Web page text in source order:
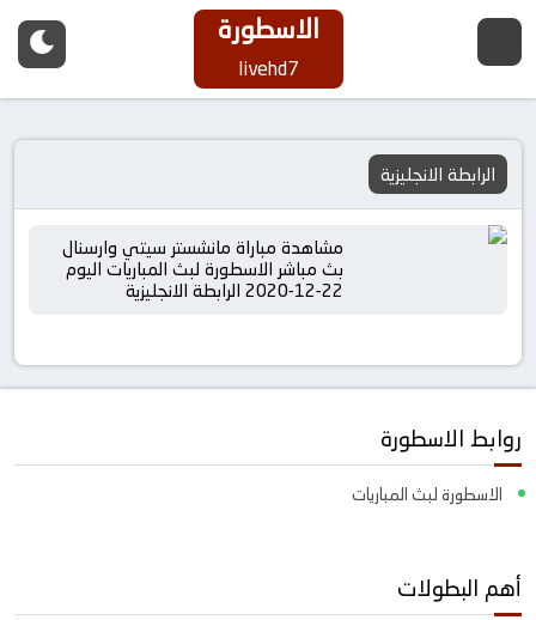
الاسطورة
livehd7
الرابطة الانجليزية
مشاهدة مباراة مانشستر سيتي وارسنال
بث مباشر الاسطورة لبث المباريات اليوم
22-12-2020 الرابطة الانجليزية
روابط الاسطورة
الاسطورة لبث المباريات
أهم البطولات